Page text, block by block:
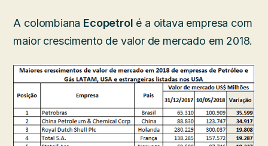
A colombiana Ecopetrol é a oitava empresa com
maior crescimento de valor de mercado em 2018.